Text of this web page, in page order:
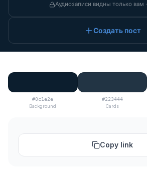
Аудиозаписи видны только вам ·
Создать пост
#0c1e2e
Background
#223444
Cards
Copy link